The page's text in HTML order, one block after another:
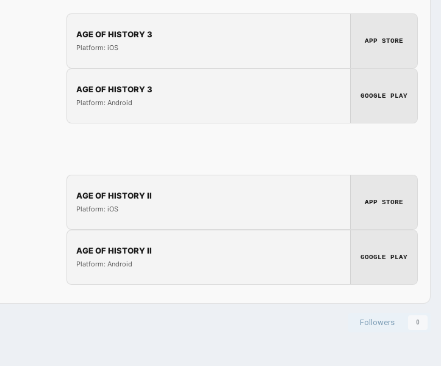
AGE OF HISTORY 3
Platform: iOS
APP STORE
AGE OF HISTORY 3
Platform: Android
GOOGLE PLAY
AGE OF HISTORY II
Platform: iOS
APP STORE
AGE OF HISTORY II
Platform: Android
GOOGLE PLAY
Followers 0